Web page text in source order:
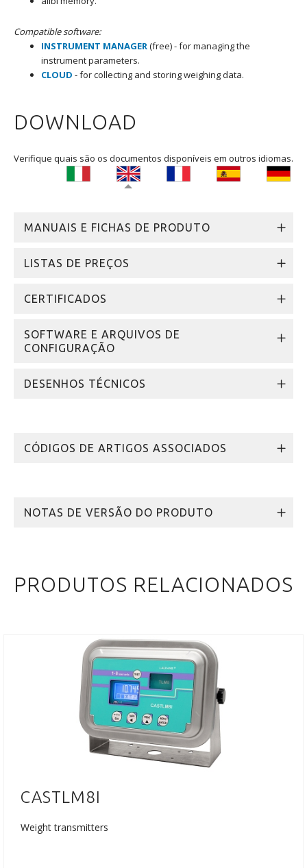
Compatible software:
INSTRUMENT MANAGER(free) - for managing the
instrument parameters.
CLOUD - for collecting and storing weighing data.
DOWNLOAD
Verifique quais são os documentos disponíveis em outros idiomas.
MANUAIS E FICHAS DE PRODUTO
LISTAS DE PREÇOS
CERTIFICADOS
SOFTWARE E ARQUIVOS DE
CONFIGURAÇÃO
DESENHOS TÉCNICOS
CÓDIGOS DE ARTIGOS ASSOCIADOS
NOTAS DE VERSÃO DO PRODUTO
PRODUTOS RELACIONADOS
CASTLM8I
Weight transmitters